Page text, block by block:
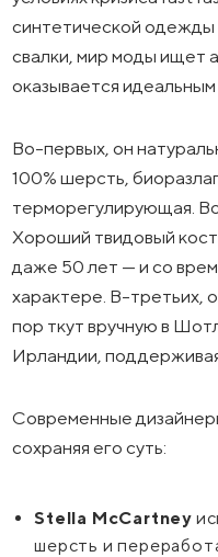
синтетической
свалки, мир моды ищет
оказывается
Во-первых, он
100% шерсть,
терморегулирующая.
Хороший твидовый
даже 50 лет — и со
характере. В-третьих,
пор ткут вручную в
Ирландии,
Современные
сохраняя его суть:
Stella McCartney
шерсть и